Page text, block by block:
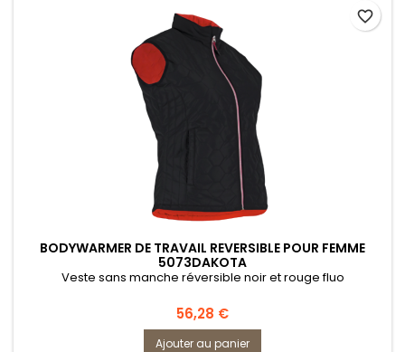
BODYWARMER DE TRAVAIL REVERSIBLE POUR FEMME
5073DAKOTA
Veste sans manche réversible noir et rouge fluo
Prix
56,28 €
Ajouter au panier
favorite_border